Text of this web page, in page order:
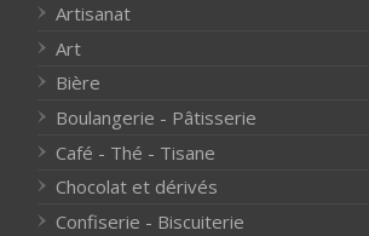
Artisanat
Art
Bière
Boulangerie - Pâtisserie
Café - Thé - Tisane
Chocolat et dérivés
Confiserie - Biscuiterie